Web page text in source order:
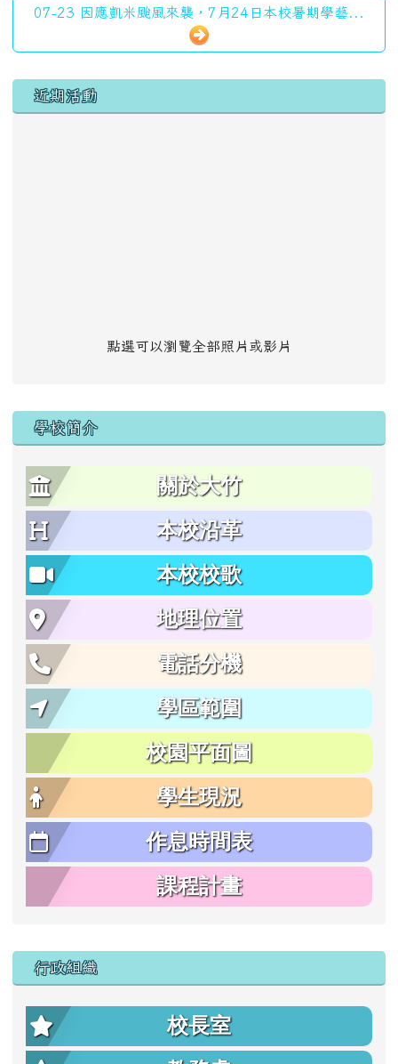
07-23 因應凱米颱風來襲，7月24日本校暑期學藝...
左邊區域內容
近期活動
點選可以瀏覽全部照片或影片
學校簡介
關於大竹
本校沿革
本校校歌
地理位置
電話分機
學區範圍
校園平面圖
學生現況
作息時間表
課程計畫
行政組織
校長室